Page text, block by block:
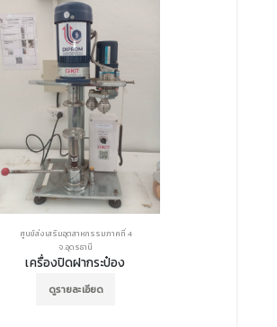
ศูนย์ส่งเสริมอุตสาหกรรมภาคที่ 4
จ.อุดรธานี
เครื่องปิดฝากระป๋อง
ดูรายละเอียด